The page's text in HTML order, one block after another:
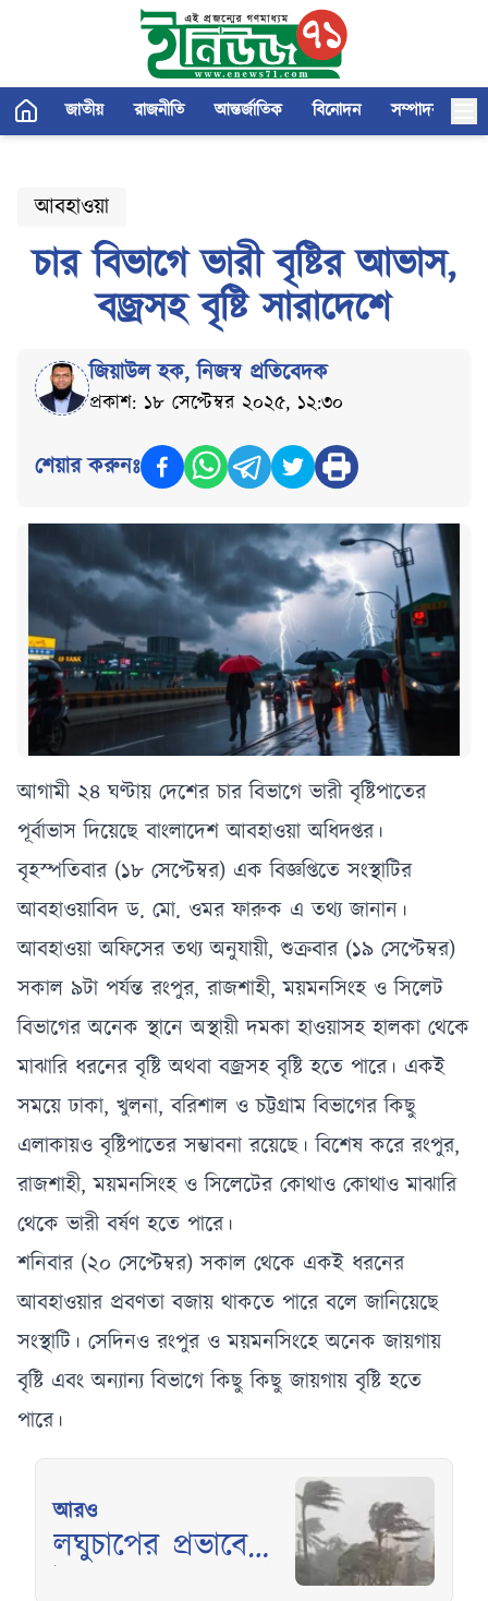
জাতীয় রাজনীতি আন্তর্জাতিক বিনোদন সম্পাদকীয়
আবহাওয়া
চার বিভাগে ভারী বৃষ্টির আভাস,
বজ্রসহ বৃষ্টি সারাদেশে
জিয়াউল হক,নিজস্ব প্রতিবেদক
প্রকাশ: ১৮ সেপ্টেম্বর ২০২৫, ১২:৩০
শেয়ার করুনঃ
আগামী ২৪ ঘণ্টায় দেশের চার বিভাগে ভারী বৃষ্টিপাতের
পূর্বাভাস দিয়েছে বাংলাদেশ আবহাওয়া অধিদপ্তর।
বৃহস্পতিবার (১৮ সেপ্টেম্বর) এক বিজ্ঞপ্তিতে সংস্থাটির
আবহাওয়াবিদ ড. মো. ওমর ফারুক এ তথ্য জানান।
আবহাওয়া অফিসের তথ্য অনুযায়ী, শুক্রবার (১৯ সেপ্টেম্বর)
সকাল ৯টা পর্যন্ত রংপুর, রাজশাহী, ময়মনসিংহ ও সিলেট
বিভাগের অনেক স্থানে অস্থায়ী দমকা হাওয়াসহ হালকা থেকে
মাঝারি ধরনের বৃষ্টি অথবা বজ্রসহ বৃষ্টি হতে পারে। একই
সময়ে ঢাকা, খুলনা, বরিশাল ও চট্টগ্রাম বিভাগের কিছু
এলাকায়ও বৃষ্টিপাতের সম্ভাবনা রয়েছে। বিশেষ করে রংপুর,
রাজশাহী, ময়মনসিংহ ও সিলেটের কোথাও কোথাও মাঝারি
থেকে ভারী বর্ষণ হতে পারে।
শনিবার (২০ সেপ্টেম্বর) সকাল থেকে একই ধরনের
আবহাওয়ার প্রবণতা বজায় থাকতে পারে বলে জানিয়েছে
সংস্থাটি। সেদিনও রংপুর ও ময়মনসিংহে অনেক জায়গায়
বৃষ্টি এবং অন্যান্য বিভাগে কিছু কিছু জায়গায় বৃষ্টি হতে
পারে।
আরও
লঘুচাপের প্রভাবে